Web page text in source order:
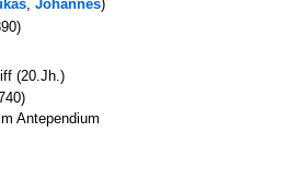
, Johannes)
(20.Jh.)
Antependium